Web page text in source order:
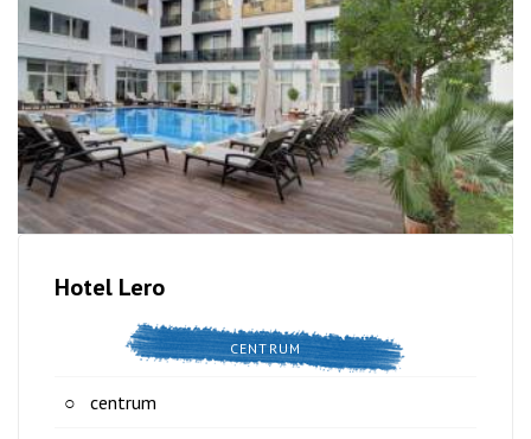
Hotel Lero
CENTRUM
centrum